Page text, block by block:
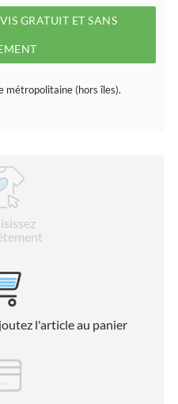
GRATUIT ET SANS
métropolitaine (hors îles).
l'article au panier